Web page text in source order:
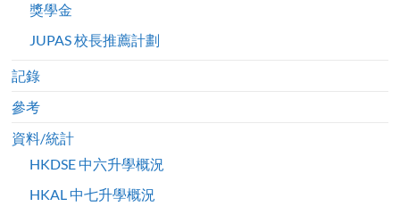
獎學金
JUPAS 校長推薦計劃
記錄
參考
資料/統計
HKDSE 中六升學概況
HKAL 中七升學概況